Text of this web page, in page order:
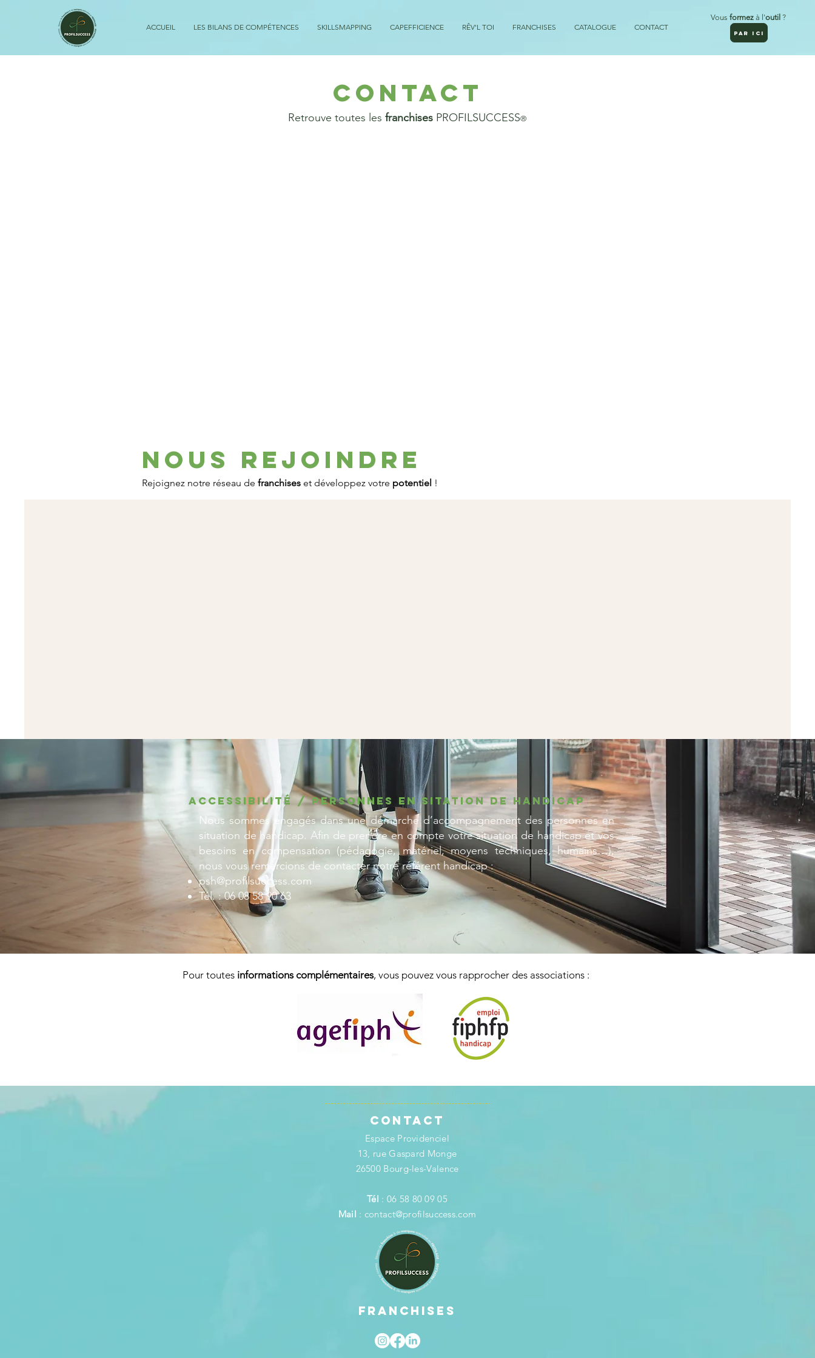
ACCUEIL LES BILANS DE COMPÉTENCES SKILLSMAPPING CAPEFFICIENCE RÊV'L TOI FRANCHISES CATALOGUE CONTACT
Vous formez à l'outil ?
PAR ICI
CONTACT
Retrouve toutes les franchises PROFILSUCCESS®
Nous rejoindre
Rejoignez notre réseau de franchises et développez votre potentiel !
ACCESSIBILITÉ / PERSONNES EN SITATION DE HANDICAP
Nous sommes engagés dans une démarche d’accompagnement des personnes en
situation de handicap. Afin de prendre en compte votre situation de handicap et vos
besoins en compensation (pédagogie, matériel, moyens techniques, humains…),
nous vous remercions de contacter notre référent handicap :
psh@profilsuccess.com
Tél. : 06 08 58 90 63
Pour toutes informations complémentaires, vous pouvez vous rapprocher des associations :
Contact
Espace Providenciel
13, rue Gaspard Monge
26500 Bourg-les-Valence
Tél : 06 58 80 09 05
Mail : contact@profilsuccess.com
FRANCHISES